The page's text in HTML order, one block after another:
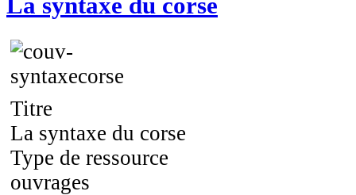
Titre
La syntaxe du corse
Type de ressource
ouvrages